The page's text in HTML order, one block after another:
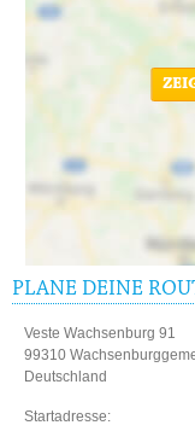
PLANE DEINE
Veste Wachsenburg 91
99310
Deutschland